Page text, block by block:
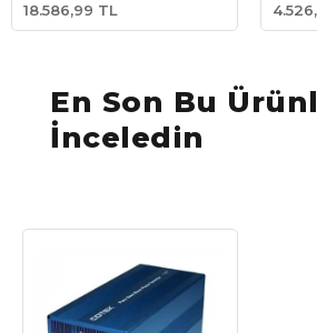
Sine Wave Inverter
(PIN122121210)
18.586,99 TL
En Son Bu
İnceledin